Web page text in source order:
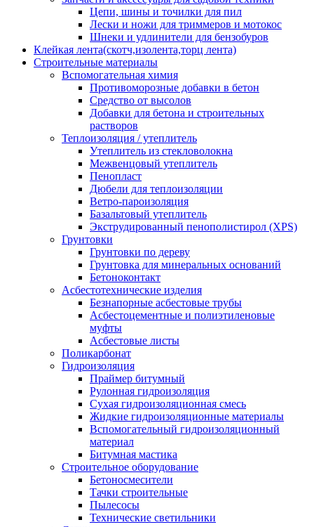
Цепи, шины и точилки для пил
Лески и ножи для триммеров и мотокос
Шнеки и удлинители для бензобуров
Клейкая лента(скотч,изолента,торц лента)
Строительные материалы
Вспомогательная химия
Противоморозные добавки в бетон
Средство от высолов
Добавки для бетона и строительных
растворов
Теплоизоляция / утеплитель
Утеплитель из стекловолокна
Межвенцовый утеплитель
Пенопласт
Дюбели для теплоизоляции
Ветро-пароизоляция
Базальтовый утеплитель
Экструдированный пенополистирол (XPS)
Грунтовки
Грунтовки по дереву
Грунтовка для минеральных оснований
Бетоноконтакт
Асбестотехнические изделия
Безнапорные асбестовые трубы
Асбестоцементные и полиэтиленовые
муфты
Асбестовые листы
Поликарбонат
Гидроизоляция
Праймер битумный
Рулонная гидроизоляция
Сухая гидроизоляционная смесь
Жидкие гидроизоляционные материалы
Вспомогательный гидроизоляционный
материал
Битумная мастика
Строительное оборудование
Бетоносмесители
Тачки строительные
Пылесосы
Технические светильники